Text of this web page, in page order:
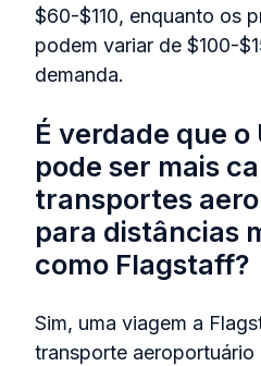
$60-$110, enquanto os
podem variar de $100-
demanda.
É verdade que
pode ser mais
transportes
para distâncias
como Flagstaff?
Sim, uma viagem a
transporte aeroportuário